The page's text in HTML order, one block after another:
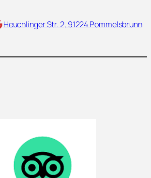
Heuchlinger Str. 2, 91224 Pommelsbrunn